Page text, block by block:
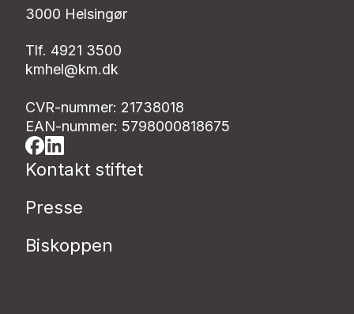
3000 Helsingør
Tlf. 4921 3500
kmhel@km.dk
CVR-nummer: 21738018
EAN-nummer: 5798000818675
Kontakt stiftet
Presse
Biskoppen